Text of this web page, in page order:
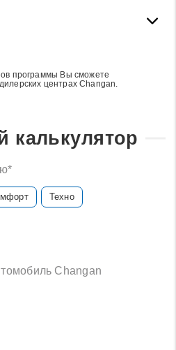
программы Вы сможете
центрах Changan.
калькулятор
Техно
Changan